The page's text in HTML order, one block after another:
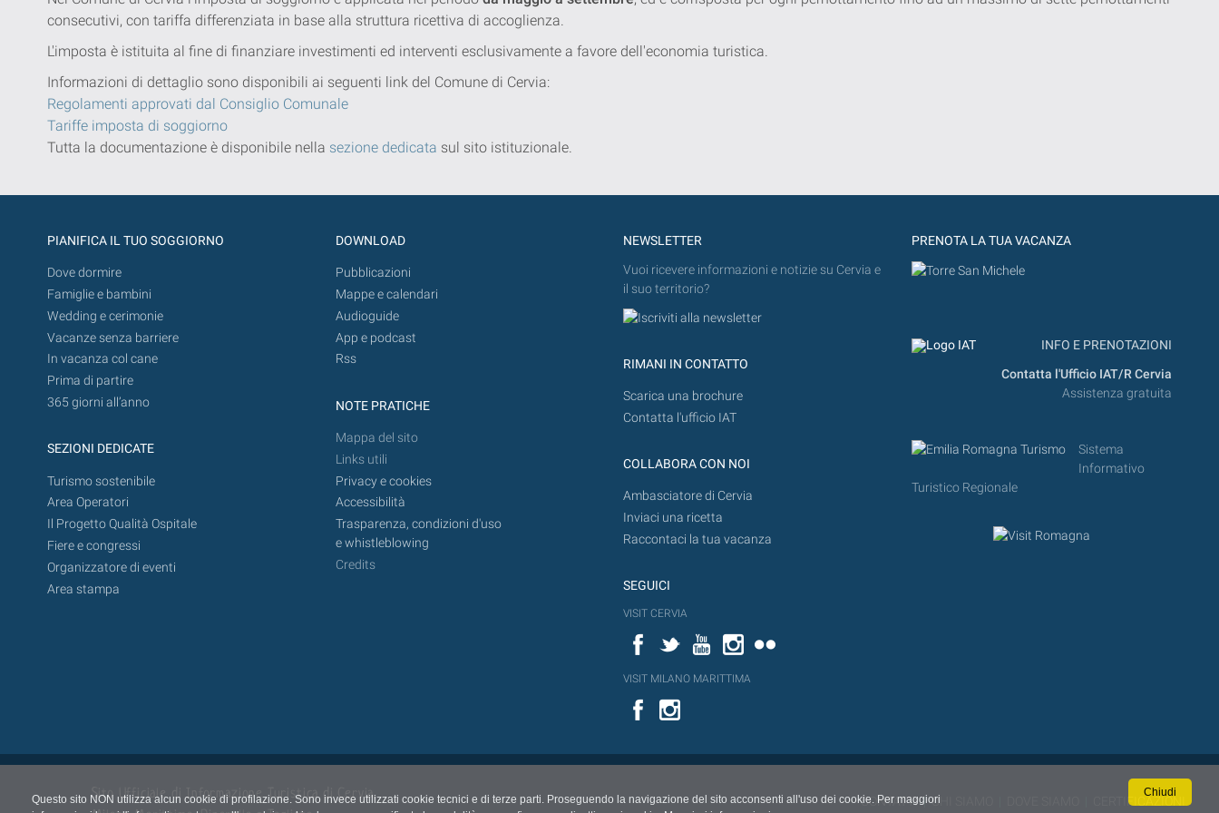
Questo sito NON utilizza alcun cookie di profilazione. Sono invece utilizzati cookie tecnici e di terze parti. Proseguendo la navigazione del sito acconsenti all'uso dei cookie. Per maggiori
Chiudi
consecutivi, con tariffa differenziata in base alla struttura ricettiva di accoglienza.
L'imposta è istituita al fine di finanziare investimenti ed interventi esclusivamente a favore dell'economia turistica.
Informazioni di dettaglio sono disponibili ai seguenti link del Comune di Cervia:
Regolamenti approvati dal Consiglio Comunale
Tariffe imposta di soggiorno
Tutta la documentazione è disponibile nella sezione dedicata sul sito istituzionale.
PIANIFICA IL TUO SOGGIORNO
Dove dormire
Famiglie e bambini
Wedding e cerimonie
Vacanze senza barriere
In vacanza col cane
Prima di partire
365 giorni all’anno
SEZIONI DEDICATE
Turismo sostenibile
Area Operatori
Il Progetto Qualità Ospitale
Fiere e congressi
Organizzatore di eventi
Area stampa
DOWNLOAD
Pubblicazioni
Mappe e calendari
Audioguide
App e podcast
Rss
NOTE PRATICHE
Mappa del sito
Links utili
Privacy e cookies
Accessibilità
Trasparenza, condizioni d'uso
e whistleblowing
Credits
NEWSLETTER
Vuoi ricevere informazioni e notizie su Cervia e
il suo territorio?
RIMANI IN CONTATTO
Scarica una brochure
Contatta l'ufficio IAT
COLLABORA CON NOI
Ambasciatore di Cervia
Inviaci una ricetta
Raccontaci la tua vacanza
SEGUICI
VISIT CERVIA
FacebookTwitterYouTubeInstagram
VISIT MILANO MARITTIMA
Facebook
PRENOTA LA TUA VACANZA
INFO E PRENOTAZIONI
Contatta l'Ufficio IAT/R Cervia
Assistenza gratuita
Sistema
Informativo
Turistico Regionale
Sito Ufficiale di Informazione Turistica di Cervia,
CONTATTI|CHI SIAMO CERTIFICAZIONI